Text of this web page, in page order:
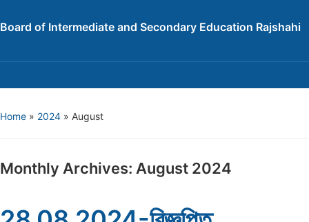
Board of Intermediate and Secondary Education Rajshahi
Home » 2024 » August
Monthly Archives: August 2024